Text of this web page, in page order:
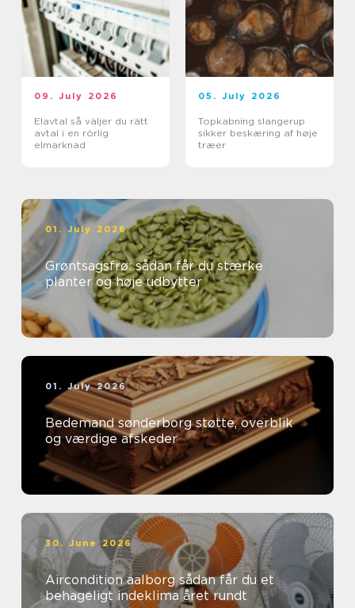
09. July 2026
Elavtal så väljer du rätt
avtal i en rörlig
elmarknad
05. July 2026
Topkabning slangerup
sikker beskæring af høje
træer
01. July 2026
Grøntsagsfrø: sådan får du stærke
planter og høje udbytter
01. July 2026
Bedemand sønderborg støtte, overblik
og værdige afskeder
30. June 2026
Aircondition aalborg sådan får du et
behageligt indeklima året rundt